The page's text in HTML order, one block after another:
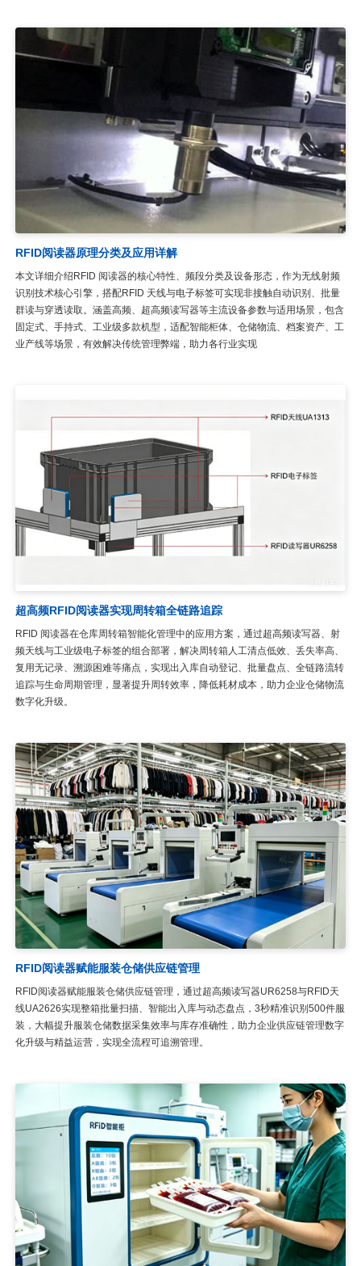
RFID阅读器原理分类及应用详解
本文详细介绍RFID 阅读器的核心特性、频段分类及设备形态，作为无线射频
识别技术核心引擎，搭配RFID 天线与电子标签可实现非接触自动识别、批量
群读与穿透读取。涵盖高频、超高频读写器等主流设备参数与适用场景，包含
固定式、手持式、工业级多款机型，适配智能柜体、仓储物流、档案资产、工
业产线等场景，有效解决传统管理弊端，助力各行业实现
超高频RFID阅读器实现周转箱全链路追踪
RFID 阅读器在仓库周转箱智能化管理中的应用方案，通过超高频读写器、射
频天线与工业级电子标签的组合部署，解决周转箱人工清点低效、丢失率高、
复用无记录、溯源困难等痛点，实现出入库自动登记、批量盘点、全链路流转
追踪与生命周期管理，显著提升周转效率，降低耗材成本，助力企业仓储物流
数字化升级。
RFID阅读器赋能服装仓储供应链管理
RFID阅读器赋能服装仓储供应链管理，通过超高频读写器UR6258与RFID天
线UA2626实现整箱批量扫描、智能出入库与动态盘点，3秒精准识别500件服
装，大幅提升服装仓储数据采集效率与库存准确性，助力企业供应链管理数字
化升级与精益运营，实现全流程可追溯管理。